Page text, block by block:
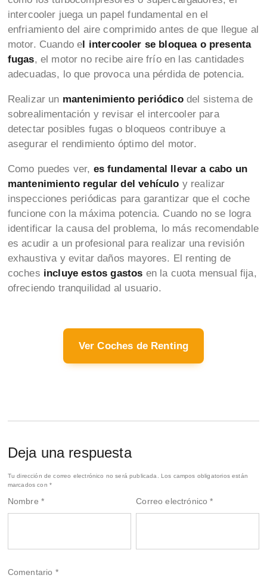
intercooler juega un papel fundamental en el
enfriamiento del aire comprimido antes de que llegue al
motor. Cuando e l intercooler se bloquea o presenta
fugas, el motor no recibe aire frío en las cantidades
adecuadas, lo que provoca una pérdida de potencia.
Realizar un mantenimiento periódico del sistema de
sobrealimentación y revisar el intercooler para
detectar posibles fugas o bloqueos contribuye a
asegurar el rendimiento óptimo del motor.
Como puedes ver, es fundamental llevar a cabo un
mantenimiento regular del vehículo y realizar
inspecciones periódicas para garantizar que el coche
funcione con la máxima potencia. Cuando no se logra
identificar la causa del problema, lo más recomendable
es acudir a un profesional para realizar una revisión
exhaustiva y evitar daños mayores. El renting de
coches incluye estos gastos en la cuota mensual fija,
ofreciendo tranquilidad al usuario.
Ver Coches de Renting
Deja una respuesta
Tu dirección de correo electrónico no será publicada.
Los campos obligatorios están
marcados con *
Nombre * Correo electrónico*
Comentario *